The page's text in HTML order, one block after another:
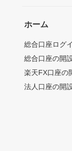
ホーム
総合口座ログ
総合口座の開
楽天FX口座の
法人口座の開